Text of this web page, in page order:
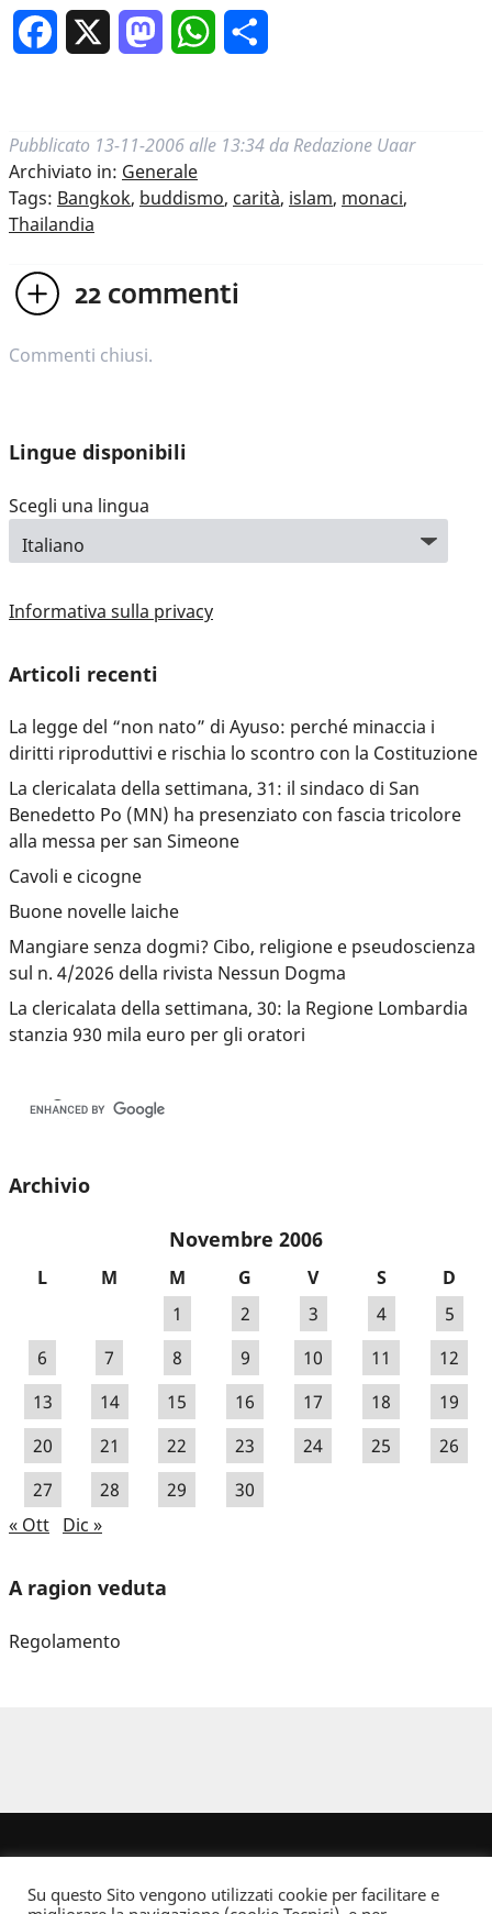
Facebook MastodonWhatsApp
Pubblicato 13-11-2006 alle 13:34 da Redazione Uaar
Archiviato in: Generale
Tags: Bangkok, buddismo, carità, islam, monaci,
Thailandia
22 commenti
Commenti chiusi.
Lingue disponibili
Scegli una lingua
Informativa sulla privacy
Articoli recenti
La legge del “non nato” di Ayuso: perché minaccia i
diritti riproduttivi e rischia lo scontro con la Costituzione
La clericalata della settimana, 31: il sindaco di San
Benedetto Po (MN) ha presenziato con fascia tricolore
alla messa per san Simeone
Cavoli e cicogne
Buone novelle laiche
Mangiare senza dogmi? Cibo, religione e pseudoscienza
sul n. 4/2026 della rivista Nessun Dogma
La clericalata della settimana, 30: la Regione Lombardia
stanzia 930 mila euro per gli oratori
Archivio
Novembre 2006
L M M G V S
D
1
2 3 4
5
6
7 8 9 10 11
12
13
14 15 16 17 18
19
20
21 22 23 24 25
26
27
28 29
30
« Ott Dic »
A ragion veduta
Regolamento
Su questo Sito vengono utilizzati cookie per facilitare e